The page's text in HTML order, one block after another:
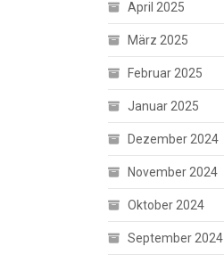
April 2025
März 2025
Februar 2025
Januar 2025
Dezember 2024
November 2024
Oktober 2024
September 2024